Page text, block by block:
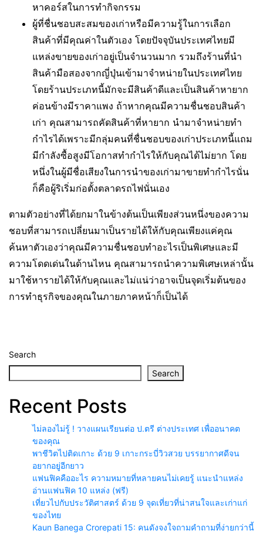
หาคอร์สในการทำกิจกรรม
ผู้ที่ชื่นชอบสะสมของเก่าหรือมีความรู้ในการเลือก
สินค้าที่มีคุณค่าในตัวเอง โดยปัจจุบันประเทศไทยมี
แหล่งขายของเก่าอยู่เป็นจำนวนมาก รวมถึงร้านที่นำ
สินค้ามือสองจากญี่ปุ่นเข้ามาจำหน่ายในประเทศไทย
โดยร้านประเภทนี้มักจะมีสินค้าดีและเป็นสินค้าหายาก
ค่อนข้างมีราคาแพง ถ้าหากคุณมีความชื่นชอบสินค้า
เก่า คุณสามารถคัดสินค้าที่หายาก นำมาจำหน่ายทำ
กำไรได้เพราะมีกลุ่มคนที่ชื่นชอบของเก่าประเภทนี้แถม
มีกำลังซื้อสูงมีโอกาสทำกำไรให้กับคุณได้ไม่ยาก โดย
หนึ่งในผู้มีชื่อเสียงในการนำของเก่ามาขายทำกำไรนั่น
ก็คือผู้ริเริ่มก่อตั้งตลาดรถไฟนั่นเอง
ตามตัวอย่างที่ได้ยกมาในข้างต้นเป็นเพียงส่วนหนึ่งของความ
ชอบที่สามารถเปลี่ยนมาเป็นรายได้ให้กับคุณเพียงแค่คุณ
ค้นหาตัวเองว่าคุณมีความชื่นชอบทำอะไรเป็นพิเศษและมี
ความโดดเด่นในด้านไหน คุณสามารถนำความพิเศษเหล่านั้น
มาใช้หารายได้ให้กับคุณและไม่แน่ว่าอาจเป็นจุดเริ่มต้นของ
การทำธุรกิจของคุณในภายภาคหน้าก็เป็นได้
Search
Search
Recent Posts
ไม่ลองไม่รู้ ! วางแผนเรียนต่อ ป.ตรี ต่างประเทศ เพื่ออนาคต
ของคุณ
พาชีวิตไปติดเกาะ ด้วย 9 เกาะกระบี่วิวสวย บรรยากาศดีจน
อยากอยู่อีกยาว
แฟนฟิคคืออะไร ความหมายที่หลายคนไม่เคยรู้ แนะนำแหล่ง
อ่านแฟนฟิค 10 แหล่ง (ฟรี)
เที่ยวไปกับประวัติศาสตร์ ด้วย 9 จุดเที่ยวที่น่าสนใจและเก่าแก่
ของไทย
Kaun Banega Crorepati 15: คนดังจงใจถามคำถามที่ง่ายกว่านี้